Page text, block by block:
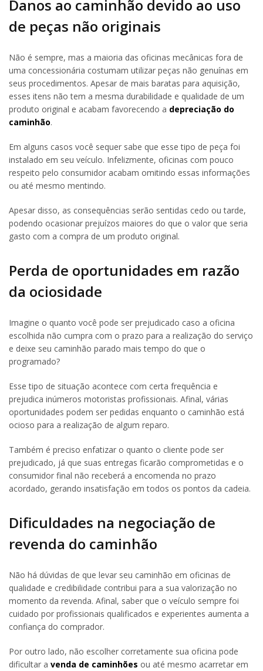
Danos ao caminhão devido ao uso
de peças não originais
Não é sempre, mas a maioria das oficinas mecânicas fora de
uma concessionária costumam utilizar peças não genuínas em
seus procedimentos. Apesar de mais baratas para aquisição,
esses itens não tem a mesma durabilidade e qualidade de um
produto original e acabam favorecendo a depreciação do
caminhão.
Em alguns casos você sequer sabe que esse tipo de peça foi
instalado em seu veículo. Infelizmente, oficinas com pouco
respeito pelo consumidor acabam omitindo essas informações
ou até mesmo mentindo.
Apesar disso, as consequências serão sentidas cedo ou tarde,
podendo ocasionar prejuízos maiores do que o valor que seria
gasto com a compra de um produto original.
Perda de oportunidades em razão
da ociosidade
Imagine o quanto você pode ser prejudicado caso a oficina
escolhida não cumpra com o prazo para a realização do serviço
e deixe seu caminhão parado mais tempo do que o
programado?
Esse tipo de situação acontece com certa frequência e
prejudica inúmeros motoristas profissionais. Afinal, várias
oportunidades podem ser pedidas enquanto o caminhão está
ocioso para a realização de algum reparo.
Também é preciso enfatizar o quanto o cliente pode ser
prejudicado, já que suas entregas ficarão comprometidas e o
consumidor final não receberá a encomenda no prazo
acordado, gerando insatisfação em todos os pontos da cadeia.
Dificuldades na negociação de
revenda do caminhão
Não há dúvidas de que levar seu caminhão em oficinas de
qualidade e credibilidade contribui para a sua valorização no
momento da revenda. Afinal, saber que o veículo sempre foi
cuidado por profissionais qualificados e experientes aumenta a
confiança do comprador.
Por outro lado, não escolher corretamente sua oficina pode
dificultar a venda de caminhões ou até mesmo acarretar em